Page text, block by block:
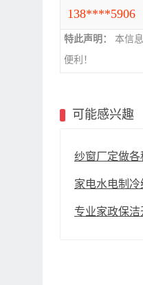
138****5906
特此声明：
本信
便利！
可能感兴趣
纱窗厂定做各
家电水电制冷
专业家政保